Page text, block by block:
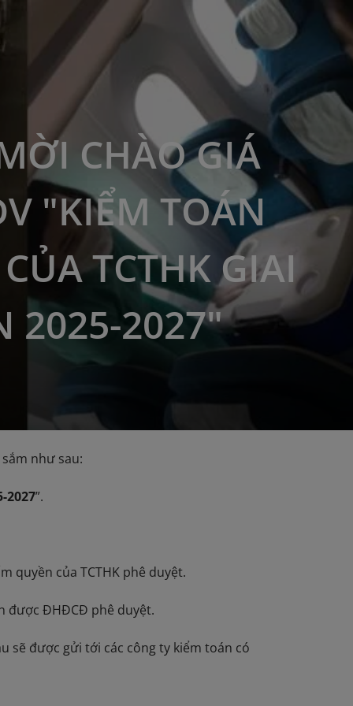
CHÀO GIÁ
"KIỂM TOÁN
TCTHK GIAI
2025-2027"
như sau:
2027”.
quyền của TCTHK phê duyệt.
được ĐHĐCĐ phê duyệt.
sẽ được gửi tới các công ty kiểm toán có